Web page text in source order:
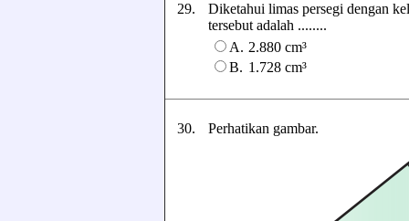
29.
Diketahui limas persegi dengan
tersebut adalah ........
A. 2.880 cm³
B. 1.728 cm³
30. Perhatikan gambar.